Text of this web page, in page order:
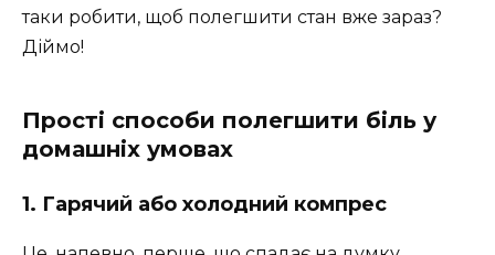
таки робити, щоб полегшити стан вже зараз?
Діймо!
Прості способи полегшити біль у
домашніх умовах
1. Гарячий або холодний компрес